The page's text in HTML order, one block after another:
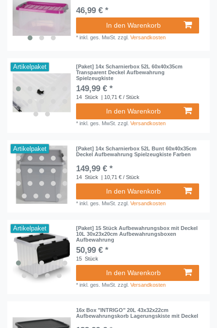
46,99 € *
In den Warenkorb
*inkl. ges. MwSt. zzgl.Versandkosten
Artikelpaket
[Paket] 14x Scharnierbox 52L 60x40x35cm
Transparent Deckel Aufbewahrung
Spielzeugkiste
149,99 € *
14 Stück | 10,71 € / Stück
In den Warenkorb
*inkl. ges. MwSt. zzgl.Versandkosten
Artikelpaket
[Paket] 14x Scharnierbox 52L Bunt 60x40x35cm
Deckel Aufbewahrung Spielzeugkiste Farben
149,99 € *
14 Stück | 10,71 € / Stück
In den Warenkorb
*inkl. ges. MwSt. zzgl.Versandkosten
Artikelpaket
[Paket] 15 Stück Aufbewahrungsbox mit Deckel
10L 30x23x20cm Aufbewahrungsboxen
Aufbewahrung
50,99 € *
15 Stück
In den Warenkorb
*inkl. ges. MwSt. zzgl.Versandkosten
16x Box "INTRIGO" 20L 43x32x22cm
Aufbewahrungskorb Lagerungskiste mit Deckel